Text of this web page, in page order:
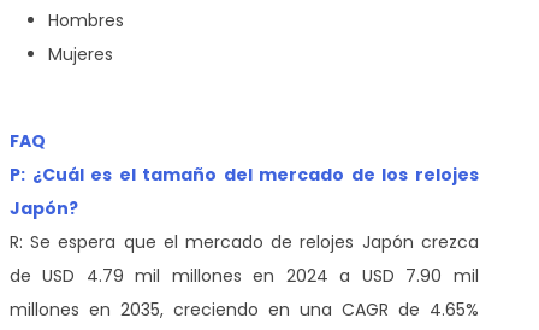
Hombres
Mujeres
FAQ
P: ¿Cuál es el tamaño del mercado de los relojes
Japón?
R: Se espera que el mercado de relojes Japón crezca
de USD 4.79 mil millones en 2024 a USD 7.90 mil
millones en 2035, creciendo en una CAGR de 4.65%